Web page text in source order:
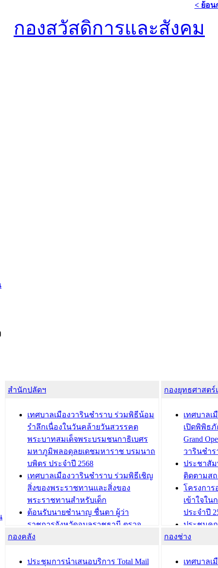
< ย้อน
กองสวัสดิการและสังคม
สำนักปลัดฯ
เทศบาลเมืองวารินชำราบ ร่วมพิธีน้อม
รำลึกเนื่องในวันคล้ายวันสวรรคต
พระบาทสมเด็จพระบรมชนกาธิเบศร
มหาภูมิพลอดุลยเดชมหาราช บรมนาถ
บพิตร ประจำปี 2568
เทศบาลเมืองวารินชำราบ ร่วมพิธีเชิญ
สิ่งของพระราชทานและสิ่งของ
พระราชทานสำหรับเด็ก
ต้อนรับนายชำนาญ ชื่นตา ผู้ว่า
ราชการจังหวัดอุบลราชธานี ตรวจ
ความเรียบร้อยของสถานที่ในการเตรี
องคมนตรี
กองยุทธศาสต
เทศบาลเ
เปิดพิพิธภั
Grand
วารินชำร
ประชาสัม
ติดตามส
โครงกา
เข้าใจใน
ประจำปี
ประชุมค
ความเสี่ย
ประชุมที
กองคลัง
ประชุมการนำเสนอบริการ Total Mail
กองช่าง
เทศบาลเ